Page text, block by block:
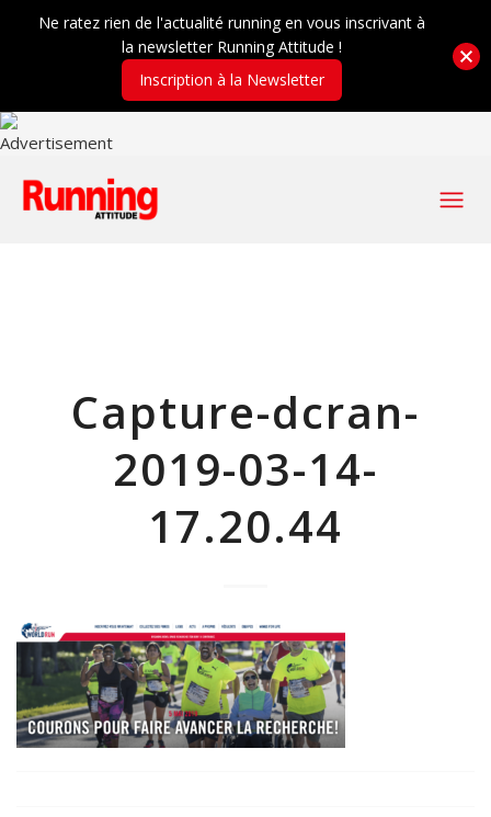
Capture-dcran-
2019-03-14-
17.20.44
Ne ratez rien de l'actualité running en vous inscrivant à
la newsletter Running Attitude !
Inscription à la Newsletter